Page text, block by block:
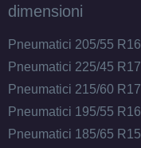
dimensioni
Pneumatici 205/55 R16
Pneumatici 225/45 R17
Pneumatici 215/60 R17
Pneumatici 195/55 R16
Pneumatici 185/65 R15